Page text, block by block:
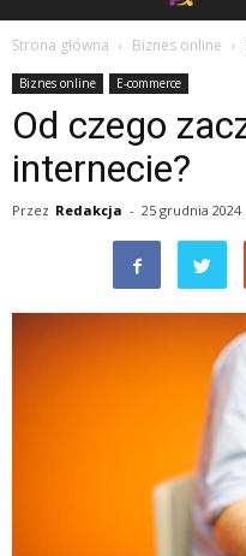
Strona główna Biznes online
Biznes online E-commerce
Od czego
internecie?
Przez Redakcja - 25 grudnia 2024